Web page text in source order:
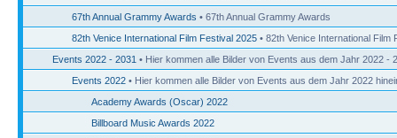
67th Annual Grammy Awards • 67th Annual Grammy Awards
82th Venice International Film Festival 2025 • 82th Venice International Film
Events 2022 - 2031 • Hier kommen alle Bilder von Events aus dem Jahr 2022 -
Events 2022 • Hier kommen alle Bilder von Events aus dem Jahr 2022
Academy Awards (Oscar) 2022
Billboard Music Awards 2022